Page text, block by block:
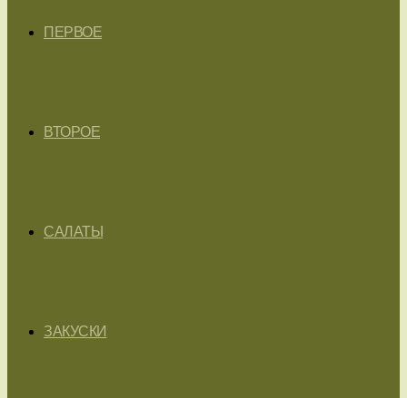
ПЕРВОЕ
ВТОРОЕ
САЛАТЫ
ЗАКУСКИ